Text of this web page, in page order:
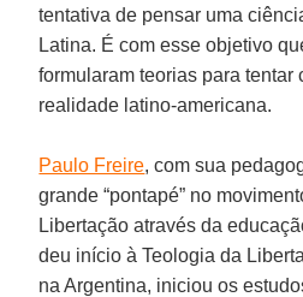
tentativa de pensar uma
Latina. É com esse objetivo
formularam teorias para tentar
realidade latino-americana.
Paulo Freire, com sua
grande “pontapé” no
Libertação através da
deu início à Teologia da
na Argentina, iniciou os